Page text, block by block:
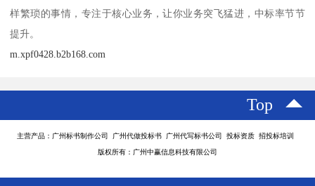
样繁琐的事情，专注于核心业务，让你业务突飞猛进，中标率节节
提升。
m.xpf0428.b2b168.com
Top
主营产品：广州标书制作公司 广州代做投标书 广州代写标书公司 投标资质 招投标培训
版权所有：广州中赢信息科技有限公司